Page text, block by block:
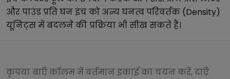
औरपाउंड प्रति घन इंचको अन्यघनत्व परिवर्तक (Density)
यूनिट्स में बदलने की प्रक्रिया भी सीख सकते हैं।
कृपया बाएँ कॉलम में वर्तमान इकाई का चयन करें, दाएँ